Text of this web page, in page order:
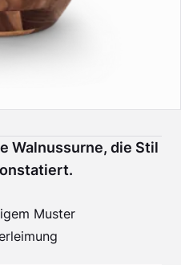
Walnussurne, die Stil
Muster